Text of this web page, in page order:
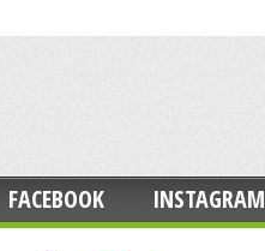
FACEBOOK INSTAGRAM